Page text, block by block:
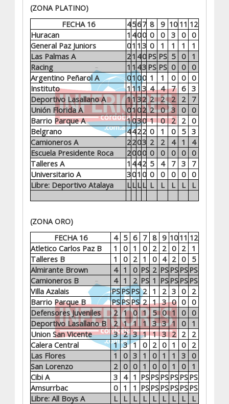
(ZONA PLATINO)
Huracan 1 400 0 0 3 0
0
General Paz Juniors
01 1 3 0 1 1 1
1
Las Palmas A
21 40 PS PS 5 0
1
Racing
1 143 PS PS 0 0
0
Argentino Peñarol A
01 00 1 1 0 0
0
Instituto
1113 4 4 7 6
3
Deportivo Lasallano A
1132 2 2 2 2
7
Unión Florida A
0102 2 0 3 0
0
Barrio Parque A
1030 1 0 2 2
0
Belgrano
4422 0 1 0 5
3
Camioneros A
2203 2 2 4 1
4
Escuela Presidente Roca
2000 0 0 0 0
0
Talleres A
1 442 5 4 7 3
7
Universitario A
301 0 0 0 0 0
0
Libre: Deportivo Atalaya
LLLL L L L L L
FECHA 16 4567 8 9 10 11 12
(ZONA ORO)
Atletico Carlos Paz B 1 0 1 0 2 2 0 2
1
Talleres B
1 0 2 1 0 4 2 0
5
Almirante Brown
4 1 0 PS 2 PSPSPSPS
Camioneros B
4 1 2 PS 1 PSPSPSPS
Villa Azalais
PSPSPS 2 1 2 3 0
2
Barrio Parque B
PSPSPS 2 1 3 0 0 0
Defensores Juveniles
2 1 0 1 5 0 1 0 0
Deportivo Lasallano B
2 1 1 1 3 3 1 0
1
Union San Vicente
3 2 3 1 1 3 2 2
2
Calera Central
1 3 1 0 2 0 1 0
2
Las Flores
1 0 3 1 0 1 1 3 0
San Lorenzo
2 0 0 1 0 0 1 0
1
Cibi A
3 4 1 PSPSPSPSPSPS
Amsurrbac
0 1 1 PSPSPSPSPSPS
Libre: All Boys A
L L L L L L L L L
FECHA 16 4 5 6 7 8 9 10 11 12